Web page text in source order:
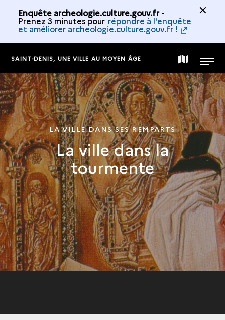
Enquête archeologie.culture.gouv.fr -
Prenez 3 minutes pour répondre à l'enquête
et améliorer archeologie.culture.gouv.fr !
SAINT-DENIS, UNE VILLE AU MOYEN ÂGE CARTE
DE
LA
COLLECTION
MENU
LA VILLE DANS SES REMPARTS
La ville dans la
tourmente